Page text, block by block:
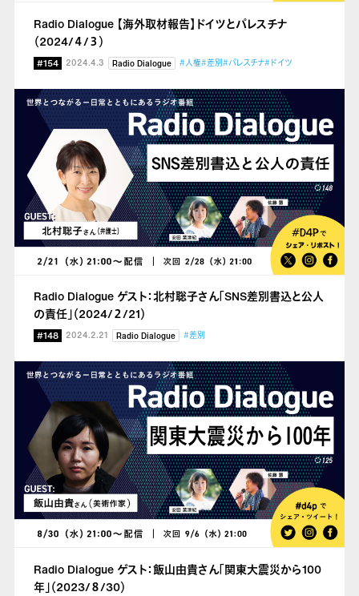
Radio Dialogue 【海外取材報告】ドイツとパレスチナ
（2024/４/３）
#154 2024.4.3 Radio Dialogue #人権#差別#パレスチナ#ドイツ
Radio Dialogue ゲスト：北村聡子さん「SNS差別書込と公人
の責任」（2024/２/21）
#148 2024.2.21 Radio Dialogue #差別
Radio Dialogue ゲスト：飯山由貴さん「関東大震災から100
年」（2023/８/30）